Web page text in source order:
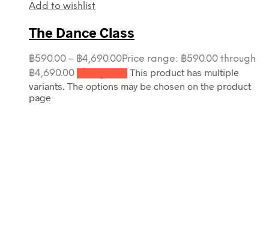
Add to wishlist
The Dance Class
฿590.00 – ฿4,690.00Price range: ฿590.00 through
฿4,690.00
This product has multiple
variants. The options may be chosen on the product
page